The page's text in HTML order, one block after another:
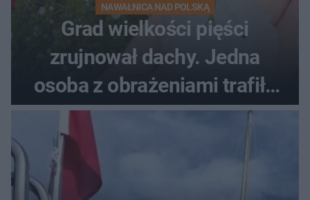
NAWAŁNICA NAD POLSKĄ
Grad wielkości pięści
zrujnował dachy. Jedna
osoba z obrażeniami trafiła
do szpitala